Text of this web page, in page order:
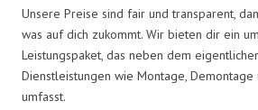
Unsere Preise sind fair und transparent,
was auf dich zukommt. Wir bieten dir ein
Leistungspaket, das neben dem
Dienstleistungen wie Montage, Demontage
umfasst.